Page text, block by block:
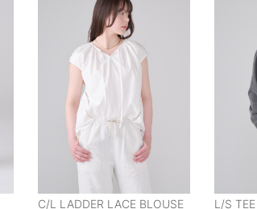
C/L LADDER LACE BLOUSE L/S TEE